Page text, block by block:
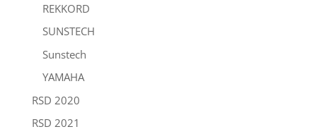
REKKORD
SUNSTECH
Sunstech
YAMAHA
RSD 2020
RSD 2021